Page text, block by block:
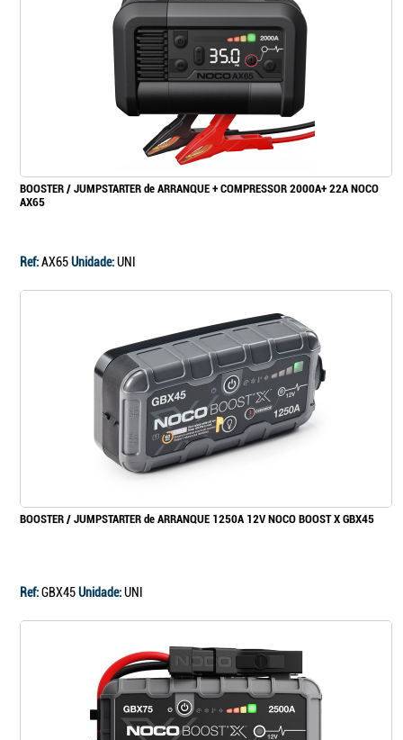
BOOSTER / JUMPSTARTER de ARRANQUE + COMPRESSOR 2000A+ 22A NOCO
AX65
Ref:AX65Unidade:UNI
BOOSTER / JUMPSTARTER de ARRANQUE 1250A 12V NOCO BOOST X GBX45
Ref:GBX45Unidade:UNI